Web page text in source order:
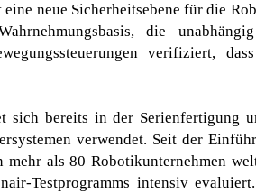
neue Sicherheitsebene für die
die
verifiziert,
sich bereits in der Serienfertigung
verwendet. Seit der
mehr als 80 Robotikunternehmen
Testprogramms intensiv